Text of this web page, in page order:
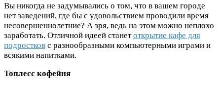
Вы никогда не задумывались о том, что в вашем городе
нет заведений, где бы с удовольствием проводили время
несовершеннолетние? А зря, ведь на этом можно неплохо
заработать. Отличной идеей станетоткрытие кафе для
подростков с разнообразными компьютерными играми и
всякими напитками.
Топлесс кофейня